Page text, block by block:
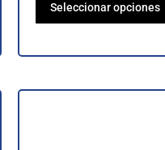
Seleccionar opciones